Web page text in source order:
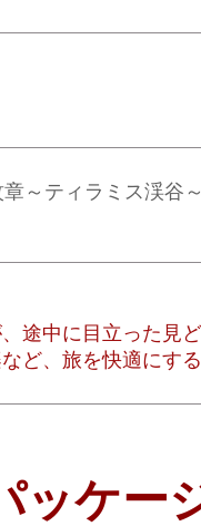
～ティラミス渓谷
途中に目立った見
、旅を快適にす
ッケー